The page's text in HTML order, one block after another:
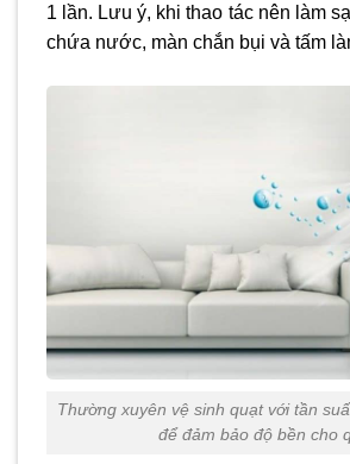
1 lần. Lưu ý, khi thao tác nên làm
chứa nước, màn chắn bụi và tấm
Thường xuyên vệ sinh quạt với tần
để đảm bảo độ bền cho